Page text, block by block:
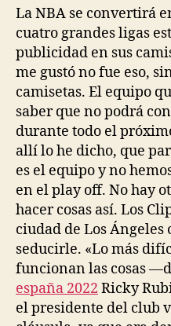
entrada
La NBA se convertirá
cuatro grandes ligas
publicidad en sus
me gustó no fue eso,
camisetas. El equipo
saber que no podrá
durante todo el
allí lo he dicho, que
es el equipo y no
en el play off. No hay
hacer cosas así. Los
ciudad de Los Ángeles
seducirle. «Lo más
funcionan las cosas
españa 2022 Ricky
el presidente del club